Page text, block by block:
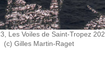
Les Voiles de Saint-Tropez
(c) Gilles Martin-Raget